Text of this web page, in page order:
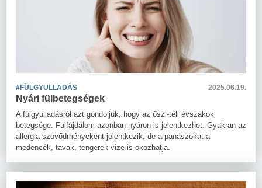
#FÜLGYULLADÁS 2025.06.19.
Nyári fülbetegségek
A fülgyulladásról azt gondoljuk, hogy az őszi-téli évszakok
betegsége. Fülfájdalom azonban nyáron is jelentkezhet. Gyakran az
allergia szövődményeként jelentkezik, de a panaszokat a
medencék, tavak, tengerek vize is okozhatja.